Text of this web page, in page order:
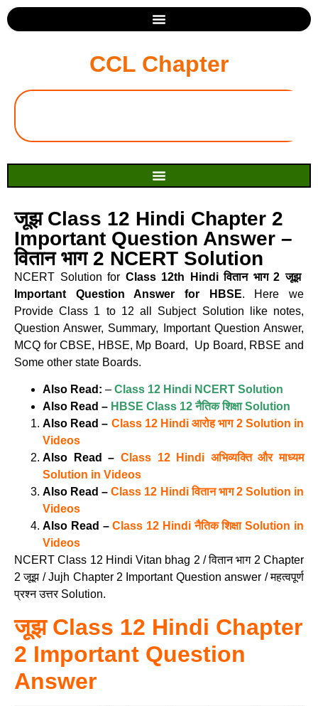
CCL Chapter
जूझ Class 12 Hindi Chapter 2
Important Question Answer –
वितान भाग 2 NCERT Solution
NCERT Solution for Class 12th Hindi वितान भाग 2 जूझ
Important Question Answer for HBSE. Here we
Provide Class 1 to 12 all Subject Solution like notes,
Question Answer, Summary, Important Question Answer,
MCQ for CBSE, HBSE, Mp Board, Up Board, RBSE and
Some other state Boards.
Also Read: – Class 12 Hindi NCERT Solution
Also Read – HBSE Class 12 नैतिक शिक्षा Solution
Also Read – Class 12 Hindi आरोह भाग 2 Solution in
Videos
Also Read – Class 12 Hindi अभिव्यक्ति और माध्यम
Solution in Videos
Also Read –Class 12 Hindi वितान भाग 2 Solution in
Videos
Also Read –Class 12 Hindi नैतिक शिक्षा Solution in
Videos
NCERT Class 12 Hindi Vitan bhag 2 / वितान भाग 2 Chapter
2 जूझ / Jujh Chapter 2 Important Question answer / महत्वपूर्ण
प्रश्न उत्तर Solution.
जूझ Class 12 Hindi Chapter
2 Important Question
Answer